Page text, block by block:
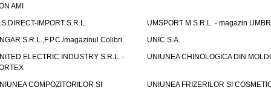
AMI
IMPORT S.R.L.
UMSPORT M S.R.L. - magazin
S.R.L.,F.P.C./magazinul Colibri
UNIC S.A.
ELECTRIC INDUSTRY S.R.L. -
UNIUNEA CHINOLOGICA DIN
COMPOZITORILOR SI
UNIUNEA FRIZERILOR SI